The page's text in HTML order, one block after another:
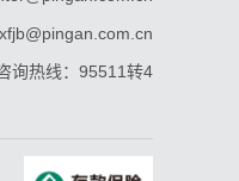
询热线：95511转4